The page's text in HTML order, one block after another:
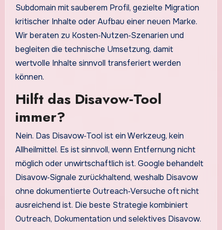
Subdomain mit sauberem Profil, gezielte Migration
kritischer Inhalte oder Aufbau einer neuen Marke.
Wir beraten zu Kosten‑Nutzen‑Szenarien und
begleiten die technische Umsetzung, damit
wertvolle Inhalte sinnvoll transferiert werden
können.
Hilft das Disavow‑Tool
immer?
Nein. Das Disavow‑Tool ist ein Werkzeug, kein
Allheilmittel. Es ist sinnvoll, wenn Entfernung nicht
möglich oder unwirtschaftlich ist. Google behandelt
Disavow‑Signale zurückhaltend, weshalb Disavow
ohne dokumentierte Outreach‑Versuche oft nicht
ausreichend ist. Die beste Strategie kombiniert
Outreach, Dokumentation und selektives Disavow.